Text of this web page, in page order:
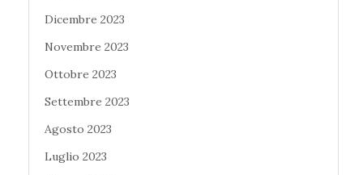
Dicembre 2023
Novembre 2023
Ottobre 2023
Settembre 2023
Agosto 2023
Luglio 2023